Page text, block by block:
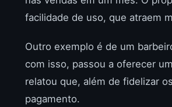
facilidade de uso, que atraem
Outro exemplo é de um
com isso, passou a oferecer
relatou que, além de fidelizar
pagamento.